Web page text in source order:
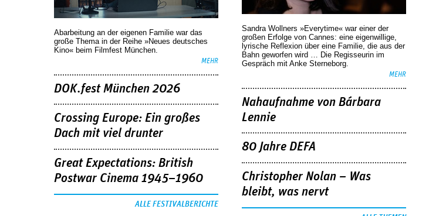
Abarbeitung an der eigenen Familie war das
große Thema in der Reihe »Neues deutsches
Kino« beim Filmfest München.
MEHR
DOK.fest München 2026
Crossing Europe: Ein großes
Dach mit viel drunter
Great Expectations: British
Postwar Cinema 1945–1960
ALLE FESTIVALBERICHTE
Sandra Wollners »Everytime« war einer der
großen Erfolge von Cannes: eine eigenwillige,
lyrische Reflexion über eine ­Familie, die aus der
Bahn geworfen wird … Die Regisseurin im
Gespräch mit Anke Sterneborg.
MEHR
Nahaufnahme von Bárbara
Lennie
80 Jahre DEFA
Christopher Nolan – Was
bleibt, was nervt